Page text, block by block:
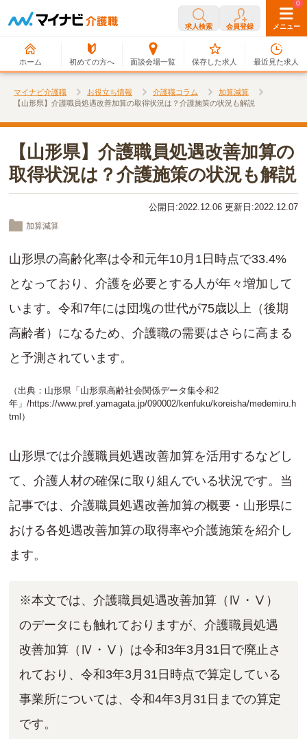
求人検索 会員登録 メニュー
ホーム 初めての方へ 面談会場一覧
0
保存した求人
0
最近見た求人
マイナビ介護職 お役立ち情報 介護職コラム
加算減算
【山形県】介護職員処遇改善加算の取得状況は？介護施策の状況も解説
【山形県】介護職員処遇改善加算の
取得状況は？介護施策の状況も解説
公開日:2022.12.06 更新日:2022.12.07
加算減算
山形県の高齢化率は令和元年10月1日時点で33.4%
となっており、介護を必要とする人が年々増加して
います。令和7年には団塊の世代が75歳以上（後期
高齢者）になるため、介護職の需要はさらに高まる
と予測されています。
（出典：山形県「山形県高齢社会関係データ集令和2
年」/https://www.pref.yamagata.jp/090002/kenfuku/koreisha/medemiru.h
tml ）
山形県では介護職員処遇改善加算を活用するなどし
て、介護人材の確保に取り組んでいる状況です。当
記事では、介護職員処遇改善加算の概要・山形県に
おける各処遇改善加算の取得率や介護施策を紹介し
ます。
※本文では、介護職員処遇改善加算（Ⅳ・Ⅴ）
のデータにも触れておりますが、介護職員処遇
改善加算（Ⅳ・Ⅴ）は令和3年3月31日で廃止さ
れており、令和3年3月31日時点で算定している
事業所については、令和4年3月31日までの算定
です。